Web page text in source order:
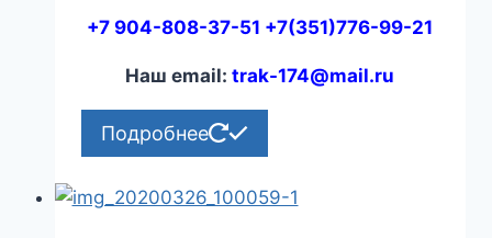
+7 904-808-37-51 +7(351)776-99-21
Наш email:trak-174@mail.ru
Подробнее